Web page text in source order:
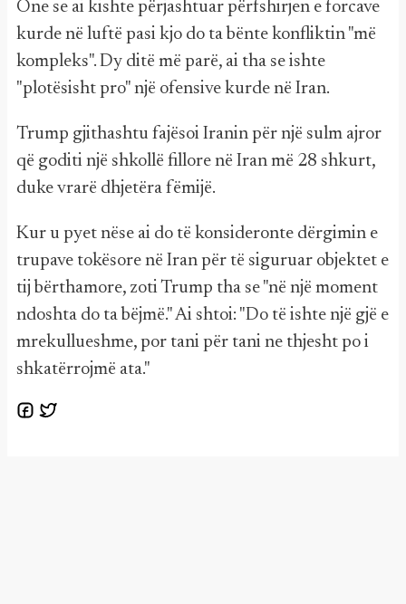
One se ai kishte përjashtuar përfshirjen e forcave
kurde në luftë pasi kjo do ta bënte konfliktin "më
kompleks". Dy ditë më parë, ai tha se ishte
"plotësisht pro" një ofensive kurde në Iran.
Trump gjithashtu fajësoi Iranin për një sulm ajror
që goditi një shkollë fillore në Iran më 28 shkurt,
duke vrarë dhjetëra fëmijë.
Kur u pyet nëse ai do të konsideronte dërgimin e
trupave tokësore në Iran për të siguruar objektet e
tij bërthamore, zoti Trump tha se "në një moment
ndoshta do ta bëjmë." Ai shtoi: "Do të ishte një gjë e
mrekullueshme, por tani për tani ne thjesht po i
shkatërrojmë ata."